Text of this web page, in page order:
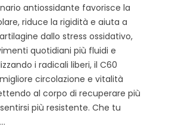
antiossidante favorisce la
riduce la rigidità e aiuta a
dallo stress ossidativo,
quotidiani più fluidi e
i radicali liberi, il C60
circolazione e vitalità
al corpo di recuperare più
più resistente. Che tu